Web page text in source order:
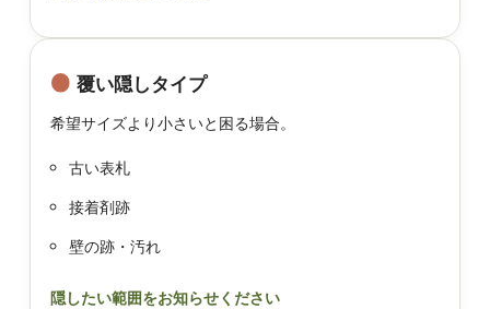
覆い隠しタイプ
希望サイズより小さいと困る場合。
古い表札
接着剤跡
壁の跡・汚れ
隠したい範囲をお知らせください